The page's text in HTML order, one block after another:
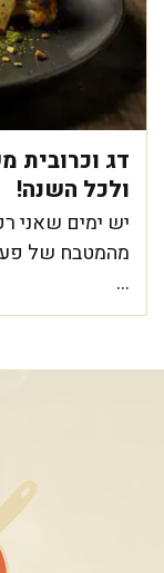
ולכל השנה!
יש ימים שאני
מהמטבח של
...